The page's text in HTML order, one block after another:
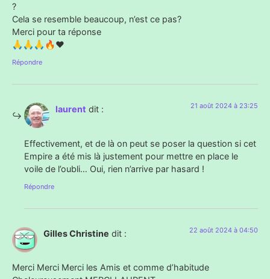
?
Cela se resemble beaucoup, n’est ce pas?
Merci pour ta réponse
🙏🙏🙏🔥❤️
Répondre
laurent dit : 21 août 2024 à 23:25
Effectivement, et de là on peut se poser la question si cet
Empire a été mis là justement pour mettre en place le
voile de l’oubli… Oui, rien n’arrive par hasard !
Répondre
Gilles Christine dit : 22 août 2024 à 04:50
Merci Merci Merci les Amis et comme d’habitude